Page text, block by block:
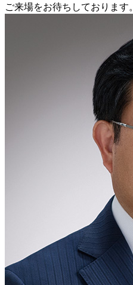
ご来場をお待ちしております。